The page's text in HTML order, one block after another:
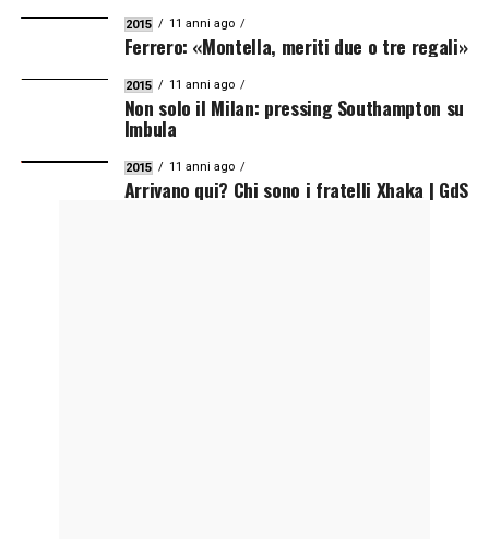
2015 11 anni ago
Ferrero: «Montella, meriti due o tre regali»
2015 11 anni ago
Non solo il Milan: pressing Southampton su
Imbula
2015 11 anni ago
Arrivano qui? Chi sono i fratelli Xhaka | GdS